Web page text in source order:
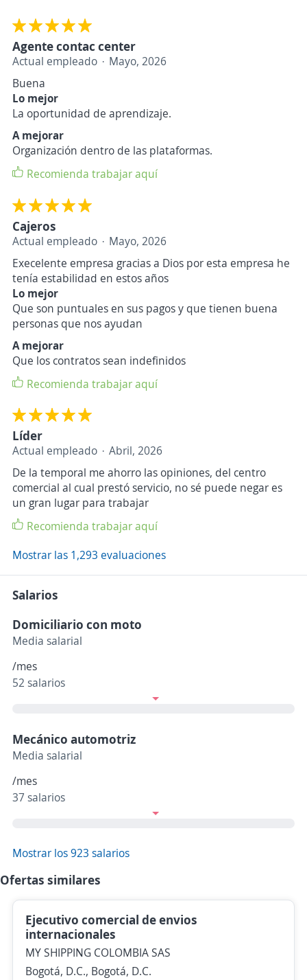
Agente contac center
Actual empleado
Mayo, 2026
Buena
Lo mejor
La oportunidad de aprendizaje.
A mejorar
Organización dentro de las plataformas.
Recomienda trabajar aquí
Cajeros
Actual empleado
Mayo, 2026
Execelente empresa gracias a Dios por esta empresa he
tenía estabilidad en estos años
Lo mejor
Que son puntuales en sus pagos y que tienen buena
personas que nos ayudan
A mejorar
Que los contratos sean indefinidos
Recomienda trabajar aquí
Líder
Actual empleado
Abril, 2026
De la temporal me ahorro las opiniones, del centro
comercial al cual prestó servicio, no sé puede negar es
un gran lugar para trabajar
Recomienda trabajar aquí
Mostrar las 1,293 evaluaciones
Salarios
Domiciliario con moto
Media salarial
/mes
52 salarios
Mecánico automotriz
Media salarial
/mes
37 salarios
Mostrar los 923 salarios
Ofertas similares
Ejecutivo comercial de envios
internacionales
MY SHIPPING COLOMBIA SAS
Bogotá, D.C., Bogotá, D.C.